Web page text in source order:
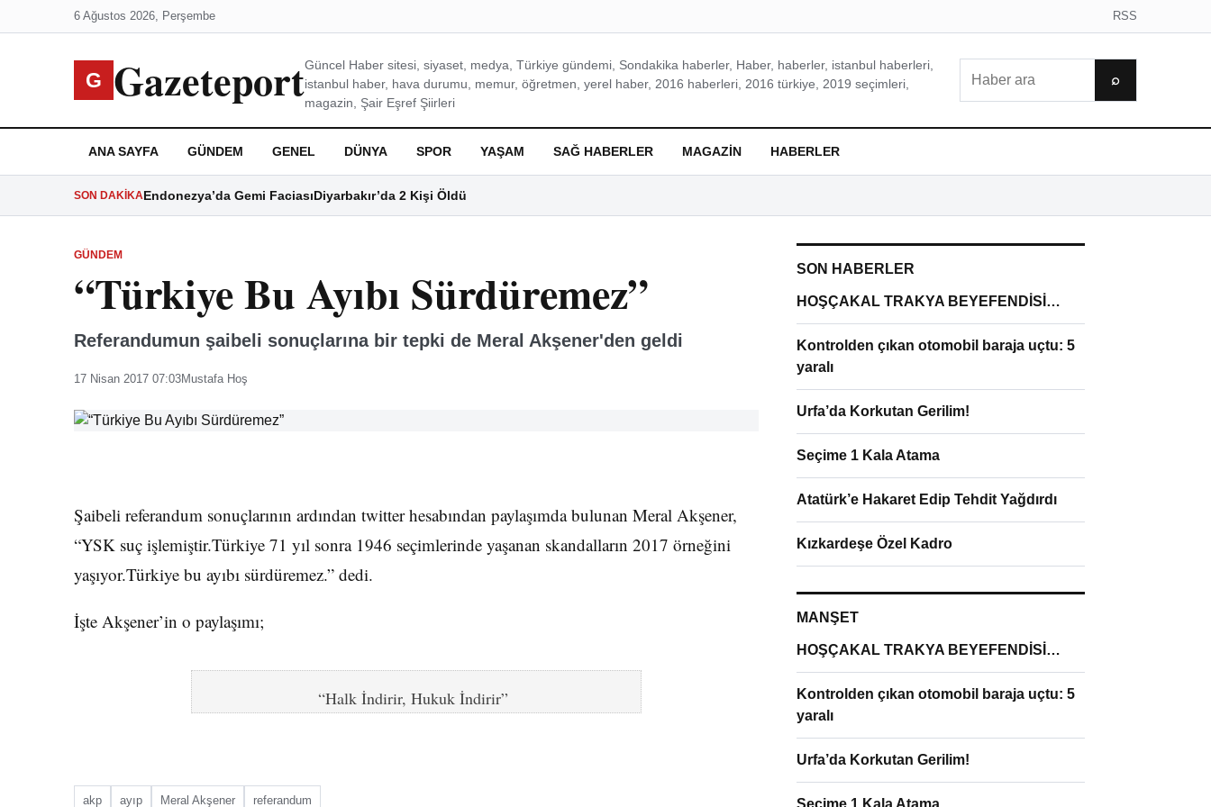
6 Ağustos 2026, Perşembe RSS
G GazeteportGüncel Haber sitesi, siyaset, medya, Türkiye gündemi, Sondakika haberler, Haber, haberler, istanbul haberleri,
istanbul haber, hava durumu, memur, öğretmen, yerel haber, 2016 haberleri, 2016 türkiye, 2019 seçimleri,
magazin, Şair Eşref Şiirleri
⌕
ANA SAYFA GÜNDEM GENEL DÜNYA SPOR YAŞAM SAĞ HABERLER MAGAZIN HABERLER
SON DAKIKAEndonezya’da Gemi FaciasıDiyarbakır’da 2 Kişi Öldü
GÜNDEM
“Türkiye Bu Ayıbı Sürdüremez”
Referandumun şaibeli sonuçlarına bir tepki de Meral Akşener'den geldi
17 Nisan 2017 07:03Mustafa Hoş
Şaibeli referandum sonuçlarının ardından twitter hesabından paylaşımda bulunan Meral Akşener,
“YSK suç işlemiştir.Türkiye 71 yıl sonra 1946 seçimlerinde yaşanan skandalların 2017 örneğini
yaşıyor.Türkiye bu ayıbı sürdüremez.” dedi.
İşte Akşener’in o paylaşımı;
“Halk İndirir, Hukuk İndirir”
akp ayıp Meral Akşener referandum
SON HABERLER
HOŞÇAKAL TRAKYA BEYEFENDİSİ…
Kontrolden çıkan otomobil baraja uçtu: 5
yaralı
Urfa’da Korkutan Gerilim!
Seçime 1 Kala Atama
Atatürk’e Hakaret Edip Tehdit Yağdırdı
Kızkardeşe Özel Kadro
MANŞET
HOŞÇAKAL TRAKYA BEYEFENDİSİ…
Kontrolden çıkan otomobil baraja uçtu: 5
yaralı
Urfa’da Korkutan Gerilim!
Seçime 1 Kala Atama